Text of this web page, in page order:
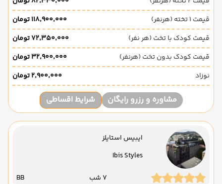
قیمت 1 تخته (هرنفر)
۱۱۸٬۹۰۰٬۰۰۰ تومان
قیمت کودک با تخت (هر نفر)
۷۲٬۳۵۰٬۰۰۰ تومان
قیمت کودک بدون تخت (هرنفر)
۳۲٬۹۰۰٬۰۰۰ تومان
نوزاد
۲٬۹۰۰٬۰۰۰ تومان
مشاوره و رزرو رایگان شرایط اقساطی
ایبیس استایلز
Ibis Styles
7 شب BB